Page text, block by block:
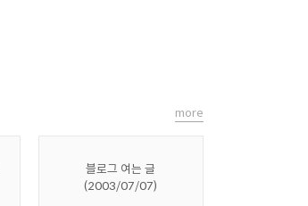
블로그 여는 글
(2003/07/07)
more